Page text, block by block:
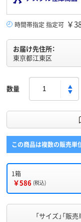
時間帯指定 指定可 ￥
お届け先住所：
東京都江東区
数量
この商品は複数の販売単
1箱
￥586 (税込)
「サイズ」「販